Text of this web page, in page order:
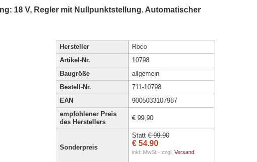
18 V, Regler mit Nullpunktstellung. Automatischer
Hersteller
Roco
Artikel-Nr.
10798
Baugröße
allgemein
Bestell-Nr.
711-10798
EAN
9005033107987
empfohlener Preis
des Herstellers
€ 99,90
Sonderpreis
Statt € 99.90
€ 54.90
inkl. MwSt - zzgl. Versand